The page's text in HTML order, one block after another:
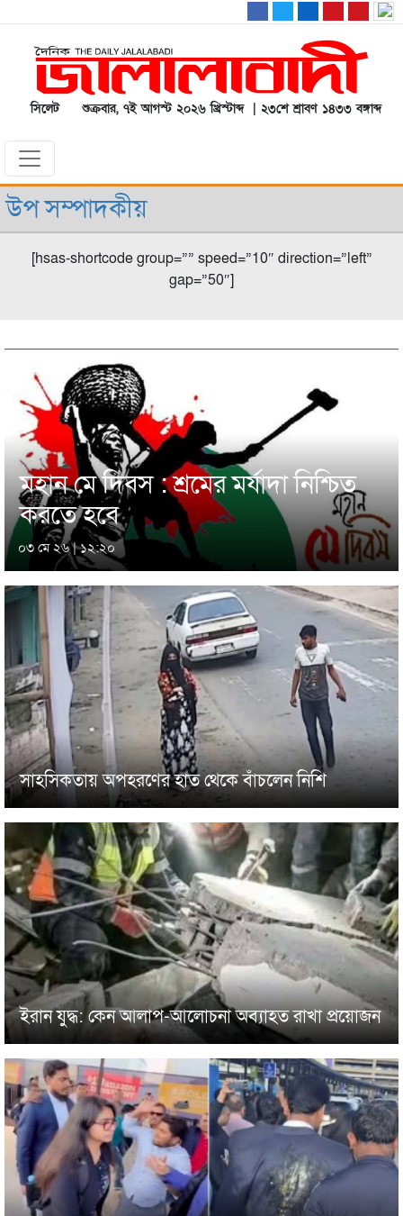
সিলেট শুক্রবার, ৭ই আগস্ট ২০২৬ খ্রিস্টাব্দ | ২৩শে শ্রাবণ ১৪৩৩ বঙ্গাব্দ
উপ সম্পাদকীয়
[hsas-shortcode group=”” speed=”10″ direction=”left”
gap=”50″]
মহান মে দিবস : শ্রমের মর্যাদা নিশ্চিত
করতে হবে
০৩ মে ২৬ | ১২:২০
সাহসিকতায় অপহরণের হাত থেকে বাঁচলেন নিশি
ইরান যুদ্ধ: কেন আলাপ-আলোচনা অব্যাহত রাখা প্রয়োজন